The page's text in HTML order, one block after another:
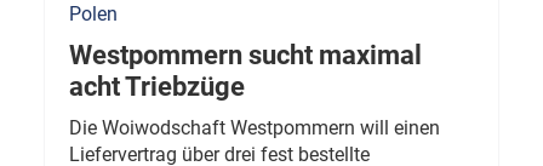
Polen
Westpommern sucht maximal
acht Triebzüge
Die Woiwodschaft Westpommern will einen
Liefervertrag über drei fest bestellte